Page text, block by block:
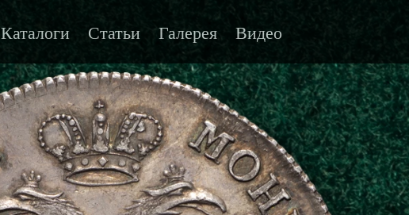
Каталоги Статьи Галерея Видео